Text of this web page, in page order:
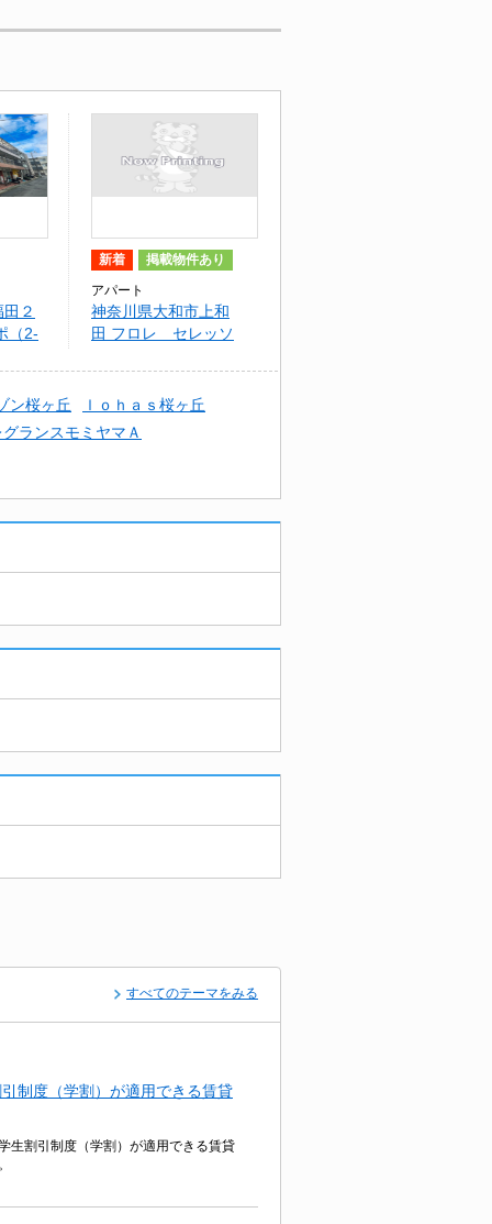
２
（2-
新着 掲載物件あり
アパート
神奈川県大和市上和
田 フロレ セレッソ
ン桜ヶ丘
ｌｏｈａｓ桜ヶ丘
グランスモミヤマＡ
すべてのテーマをみる
制度（学割）が適用できる賃貸
生割引制度（学割）が適用できる賃貸